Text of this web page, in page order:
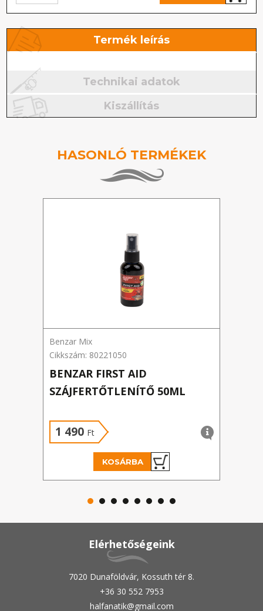
Termék leírás
Technikai adatok
Kiszállítás
HASONLÓ TERMÉKEK
Benzar Mix
Cikkszám: 80221050
BENZAR FIRST AID
SZÁJFERTŐTLENÍTŐ 50ML
1 490 Ft
KOSÁRBA
Elérhetőségeink
7020 Dunaföldvár, Kossuth tér 8.
+36 30 552 7953
halfanatik@gmail.com